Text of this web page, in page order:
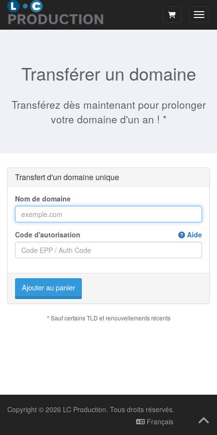
Transférer un domaine
Transférez dès maintenant pour prolonger
votre domaine d'un an ! *
Transfert d'un domaine unique
Nom de domaine
Code d'autorisation Aide
Ajouter au panier
* Sauf certains TLD et renouvellements récents
Copyright © 2026 LC Production. Tous droits réservés.
Français